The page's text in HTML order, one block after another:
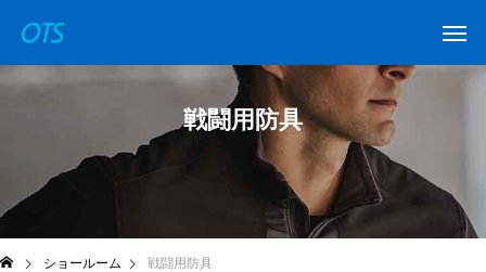
戦闘用防具
ショールーム 戦闘用防具